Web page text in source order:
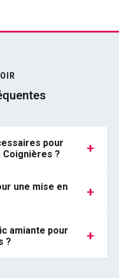
pour
Coignières ?
+
une mise en
+
amiante pour
?
+